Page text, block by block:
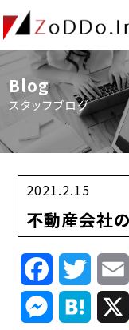
Blog
スタッフブログ
2021.2.15
不動産会社
Facebook
Messenger
Hatena